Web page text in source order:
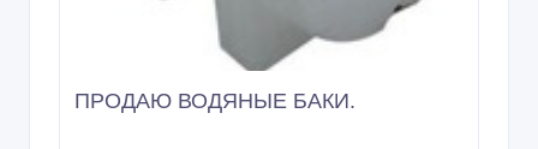
ПРОДАЮ ВОДЯНЫЕ БАКИ.